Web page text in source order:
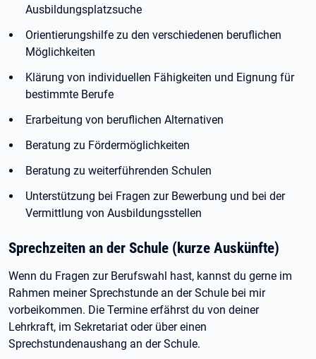
Ausbildungsplatzsuche
Orientierungshilfe zu den verschiedenen beruflichen
Möglichkeiten
Klärung von individuellen Fähigkeiten und Eignung für
bestimmte Berufe
Erarbeitung von beruflichen Alternativen
Beratung zu Fördermöglichkeiten
Beratung zu weiterführenden Schulen
Unterstützung bei Fragen zur Bewerbung und bei der
Vermittlung von Ausbildungsstellen
Sprechzeiten an der Schule (kurze Auskünfte)
Wenn du Fragen zur Berufswahl hast, kannst du gerne im
Rahmen meiner Sprechstunde an der Schule bei mir
vorbeikommen. Die Termine erfährst du von deiner
Lehrkraft, im Sekretariat oder über einen
Sprechstundenaushang an der Schule.